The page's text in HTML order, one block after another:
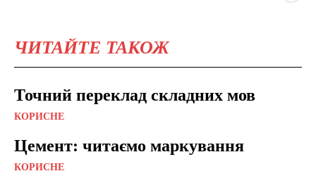
ЧИТАЙТЕ ТАКОЖ
Точний переклад складних мов
КОРИСНЕ
Цемент: читаємо маркування
КОРИСНЕ